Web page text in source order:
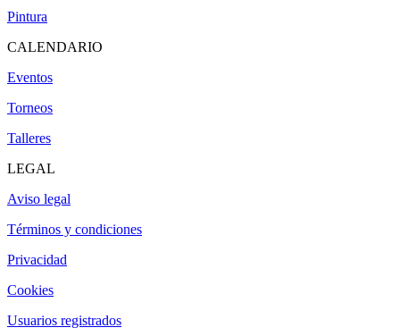
Pintura
CALENDARIO
Eventos
Torneos
Talleres
LEGAL
Aviso legal
Términos y condiciones
Privacidad
Cookies
Usuarios registrados